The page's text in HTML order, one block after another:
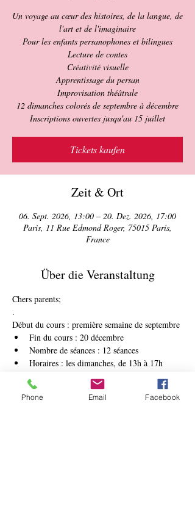
Un voyage au cœur des histoires, de la langue, de
l'art et de l'imaginaire
Pour les enfants persanophones et bilingues
Lecture de contes
Créativité visuelle
Apprentissage du persan
Improvisation théâtrale
12 dimanches colorés de septembre à décembre
Inscriptions ouvertes jusqu'au 15 juillet
Tickets kaufen
Zeit & Ort
06. Sept. 2026, 13:00 – 20. Dez. 2026, 17:00
Paris, 11 Rue Edmond Roger, 75015 Paris,
France
Über die Veranstaltung
Chers parents;
.
Début du cours : première semaine de septembre
Fin du cours : 20 décembre
Nombre de séances : 12 séances
Horaires : les dimanches, de 13h à 17h
Mehr anzeigen
Phone Email Facebook